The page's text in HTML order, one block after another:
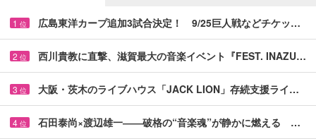
1 位 広島東洋カープ追加3試合決定！ 9/25巨人戦などチケッ…
2 位 西川貴教に直撃、滋賀最大の音楽イベント『FEST. INAZU…
3 位 大阪・茨木のライブハウス「JACK LION」存続支援ライ…
4 位 石田泰尚×渡辺雄一――破格の“音楽魂”が静かに燃える …